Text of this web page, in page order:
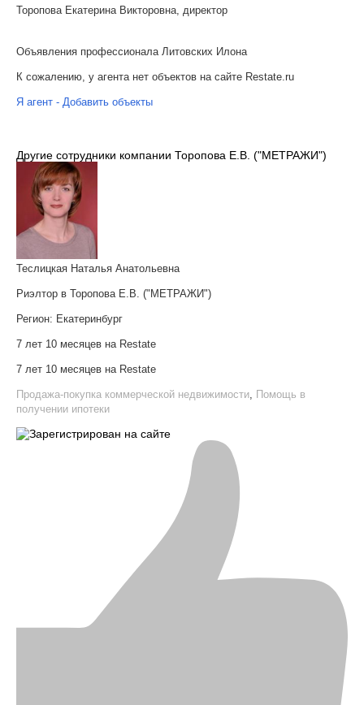
Торопова Екатерина Викторовна, директор
Объявления профессионала Литовских Илона
К сожалению, у агента нет объектов на сайте Restate.ru
Я агент - Добавить объекты
Другие сотрудники компании Торопова Е.В. ("МЕТРАЖИ")
Теслицкая Наталья Анатольевна
Риэлтор в Торопова Е.В. ("МЕТРАЖИ")
Регион: Екатеринбург
7 лет 10 месяцев на Restate
7 лет 10 месяцев на Restate
Продажа-покупка коммерческой недвижимости, Помощь в
получении ипотеки